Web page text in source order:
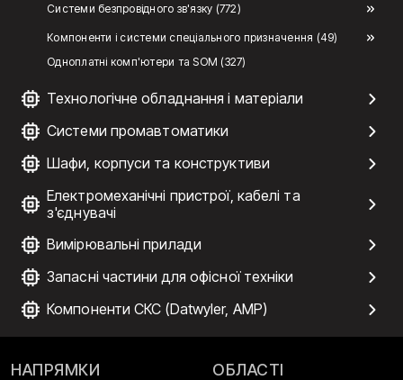
Системи безпровідного зв'язку (772)
Компоненти і системи спеціального призначення (49)
Одноплатні комп'ютери та SOM (327)
Технологічне обладнання і матеріали
Системи промавтоматики
Шафи, корпуси та конструктиви
Електромеханічні пристрої, кабелі та
з'єднувачі
Вимірювальні прилади
Запасні частини для офісної техніки
Компоненти СКС (Datwyler, AMP)
НАПРЯМКИ
ОБЛАСТІ